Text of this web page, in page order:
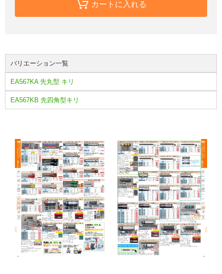
カートに入れる
バリエーション一覧
EA567KA 先丸型 キリ
EA567KB 先四角型キリ